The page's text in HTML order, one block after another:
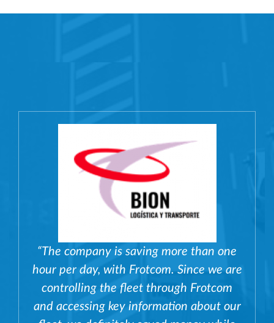
“The company is saving more than one
hour per day, with Frotcom. Since we are
controlling the fleet through Frotcom
and accessing key information about our